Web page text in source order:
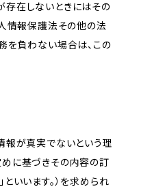
存在しないときにはその
人情報保護法その他の法
を負わない場合は、この
報が真実でないという理
めに基づきその内容の訂
いいます。）を求められ